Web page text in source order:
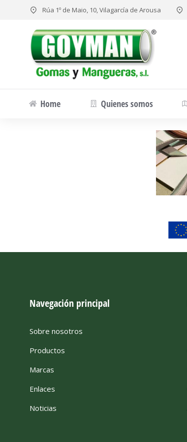
Rúa 1º de Maio, 10, Vilagarcía de Arousa
Home Quienes somos
Navegación principal
Sobre nosotros
Productos
Marcas
Enlaces
Noticias